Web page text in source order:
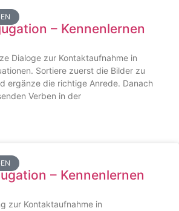
– Kennenlernen
Dialoge zur Kontaktaufnahme in
Sortiere zuerst die Bilder zu
ergänze die richtige Anrede. Danach
Verben in der
– Kennenlernen
zur Kontaktaufnahme in